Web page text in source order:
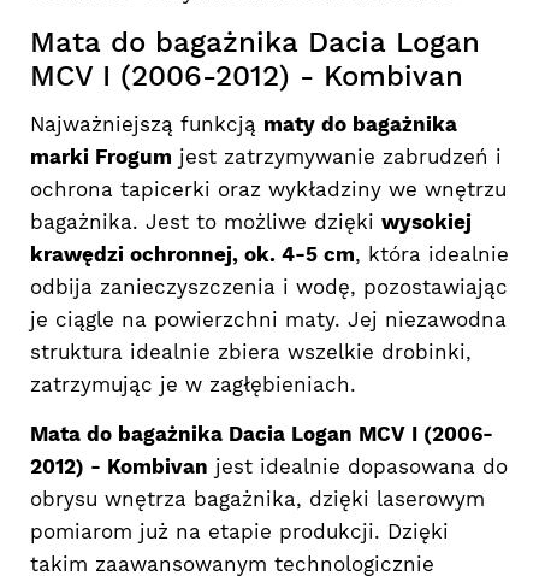
Mata do bagażnika Dacia Logan
MCV I (2006-2012) - Kombivan
Najważniejszą funkcją maty do bagażnika
marki Frogum jest zatrzymywanie zabrudzeń i
ochrona tapicerki oraz wykładziny we wnętrzu
bagażnika. Jest to możliwe dzięki wysokiej
krawędzi ochronnej, ok. 4-5 cm, która idealnie
odbija zanieczyszczenia i wodę, pozostawiając
je ciągle na powierzchni maty. Jej niezawodna
struktura idealnie zbiera wszelkie drobinki,
zatrzymując je w zagłębieniach.
Mata do bagażnika Dacia Logan MCV I (2006-
2012) - Kombivan jest idealnie dopasowana do
obrysu wnętrza bagażnika, dzięki laserowym
pomiarom już na etapie produkcji. Dzięki
takim zaawansowanym technologicznie